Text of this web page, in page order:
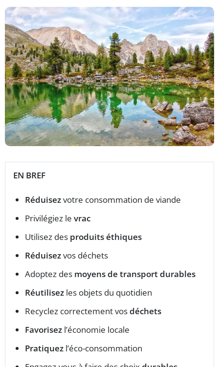
EN BREF
Réduisezvotre consommation de viande
Privilégiez le vrac
Utilisez des produits éthiques
Réduisezvos déchets
Adoptez des moyens de transport durables
Réutilisez les objets du quotidien
Recyclez correctement vosdéchets
Favorisez l’économie locale
Pratiquez l’éco-consommation